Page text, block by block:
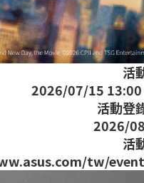
活
2026/07/15
活動登
2026/
活
tw/